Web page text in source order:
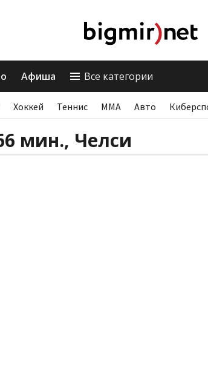
Афиша Все категории
Хоккей Теннис ММА Авто
мин., Челси